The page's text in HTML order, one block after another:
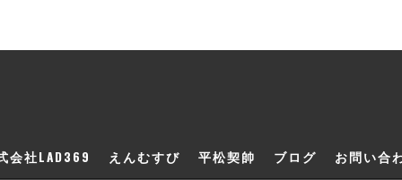
会社LAD369 えんむすび 平松契帥 ブログ お問い合